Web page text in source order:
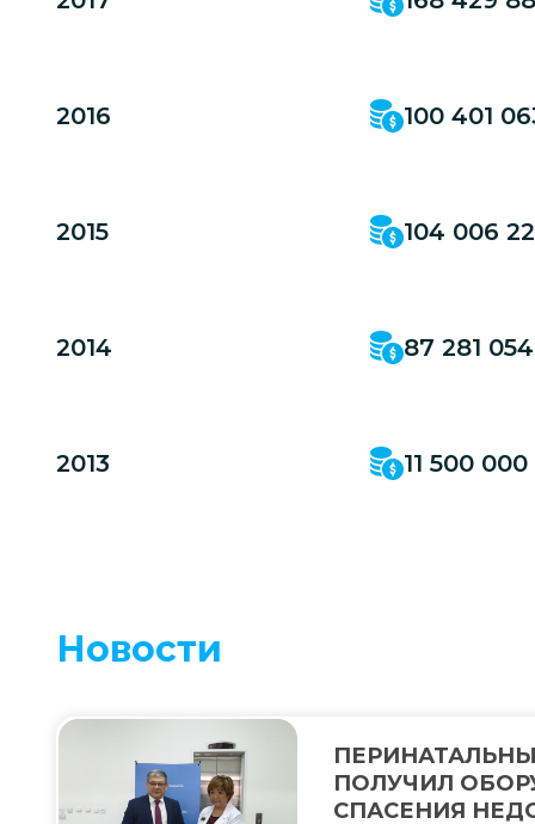
2016 100 401
2015 104 006
2014 87 281
2013 11 500
Новости
ПОЛУЧИЛ
СПАСЕНИЯ